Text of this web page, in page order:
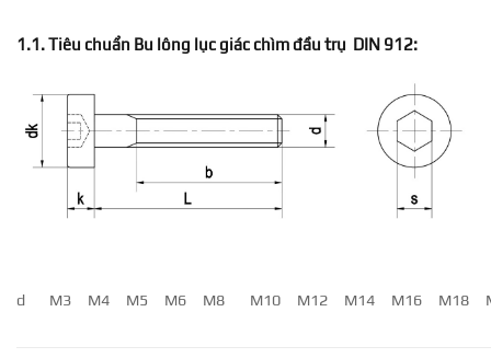
1.1. Tiêu chuẩn Bu lông lục giác chìm đầu trụ DIN 912:
d M3 M4 M5 M6 M8 M10 M12 M14 M16 M18